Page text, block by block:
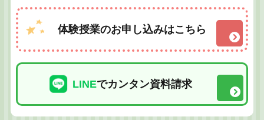
体験授業のお申し込みはこちら
LINEでカンタン資料請求